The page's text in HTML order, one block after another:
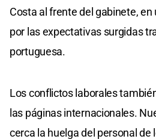
Costa al frente del gabinete,
por las expectativas surgidas
portuguesa.
Los conflictos laborales
las páginas internacionales.
cerca la huelga del personal de